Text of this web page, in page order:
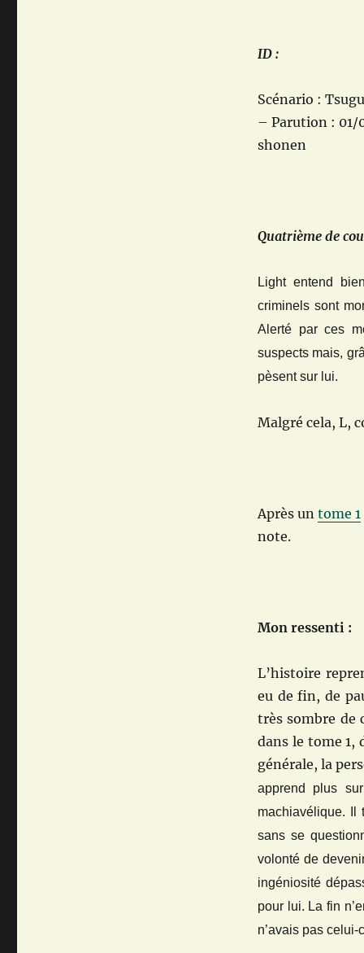
ID :
Scénario :
– Parution : 01/
shonen
Quatrième de
Light entend
criminels sont
Alerté par ces
suspects mais,
pèsent sur lui.
Malgré cela, L,
Après un tome 1
note.
Mon ressenti :
L’histoire
eu de fin, de
très sombre de
dans le tome 1,
générale, la
apprend plus
machiavélique. Il
sans se
volonté de
ingéniosité
pour lui. La fin
n’avais pas celui-